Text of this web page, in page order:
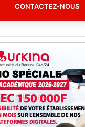
CONTACTEZ-NOUS